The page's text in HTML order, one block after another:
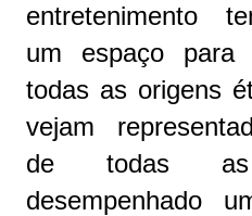
entretenimento
um espaço para
todas as origens
vejam
de todas
desempenhado